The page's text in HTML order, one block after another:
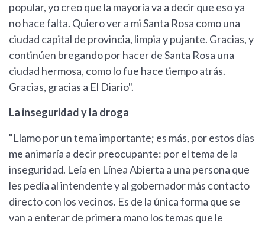
popular, yo creo que la mayoría va a decir que eso ya
no hace falta. Quiero ver a mi Santa Rosa como una
ciudad capital de provincia, limpia y pujante. Gracias, y
continúen bregando por hacer de Santa Rosa una
ciudad hermosa, como lo fue hace tiempo atrás.
Gracias, gracias a El Diario".
La inseguridad y la droga
"Llamo por un tema importante; es más, por estos días
me animaría a decir preocupante: por el tema de la
inseguridad. Leía en Línea Abierta a una persona que
les pedía al intendente y al gobernador más contacto
directo con los vecinos. Es de la única forma que se
van a enterar de primera mano los temas que le